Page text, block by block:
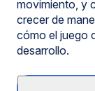
movimiento, y
crecer de
cómo el juego
desarrollo.